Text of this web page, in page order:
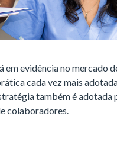
evidência no mercado
cada vez mais
também é adotada
colaboradores.